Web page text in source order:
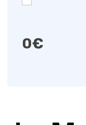
0€